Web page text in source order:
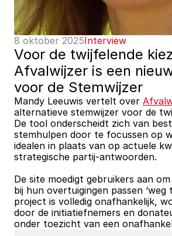
8 oktober 2025Interview
Voor de twijfelende
Afvalwijzer is een
voor de Stemwijzer
Mandy Leeuwis vertelt over
alternatieve stemwijzer voor de
De tool onderscheidt zich van
stemhulpen door te focussen op
idealen in plaats van op actuele
strategische partij-antwoorden.
De site moedigt gebruikers aan
bij hun overtuigingen passen ‘weg
project is volledig onafhankelijk,
door de initiatiefnemers en
onder toezicht van een